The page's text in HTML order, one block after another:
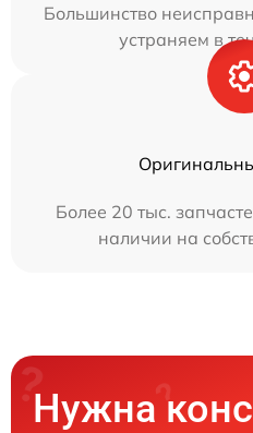
Большинство
устраняем в
Более 20 тыс.
наличии на
Нужна